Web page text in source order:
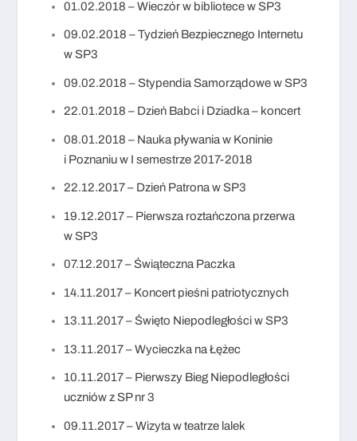
01.02.2018 – Wieczór w bibliotece w SP3
09.02.2018 – Tydzień Bezpiecznego Internetu
w SP3
09.02.2018 – Stypendia Samorządowe w SP3
22.01.2018 – Dzień Babci i Dziadka – koncert
08.01.2018 – Nauka pływania w Koninie
i Poznaniu w I semestrze 2017-2018
22.12.2017 – Dzień Patrona w SP3
19.12.2017 – Pierwsza roztańczona przerwa
w SP3
07.12.2017 – Świąteczna Paczka
14.11.2017 – Koncert pieśni patriotycznych
13.11.2017 – Święto Niepodległości w SP3
13.11.2017 – Wycieczka na Łężec
10.11.2017 – Pierwszy Bieg Niepodległości
uczniów z SP nr 3
09.11.2017 – Wizyta w teatrze lalek